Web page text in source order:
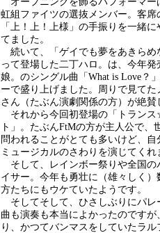
虹組ファイツの選抜メンバー。客席
「上！上！上様」の手振りを一緒
てました。
続いて、「ゲイでも夢をあきらめ
って登場した二丁ハロ。は、今年発
娘。のシングル曲「What is Love？
ーで盛り上げました。周りで見てた
さん（たぶん演劇関係の方）が絶賛
それから今回初登場の「トラン
ト」。たぶんFtMの方が主人公で、
問われることがとても多いけど、
ミュージカルのさわりを演じてくれ
そして、レインボー祭りや全国の
イサー。今年も勇壮に（雄々しく
方たちにもウケていたようです。
そしてそして、ひさしぶりにパレ
曲も演奏も本当によかったのです
り、かつてバンマスをしていたラ